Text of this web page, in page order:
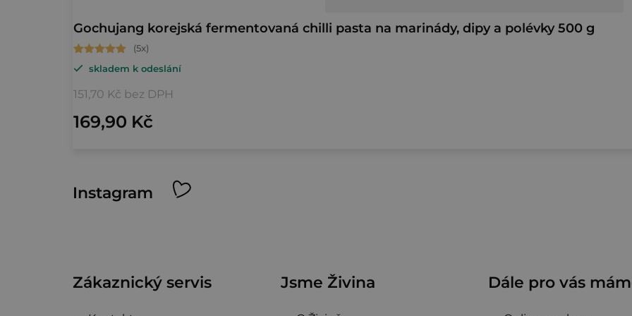
t
ů
Gochujang korejská fermentovaná chilli pasta na marinády, dipy a polévky 500 g
Průměrné
hodnocení
produktu
5,0
hvězdiček.
skladem k odeslání
151,70 Kč bez DPH
169,90 Kč
Instagram
Zákaznický servis Jsme Živina Dále pro vás